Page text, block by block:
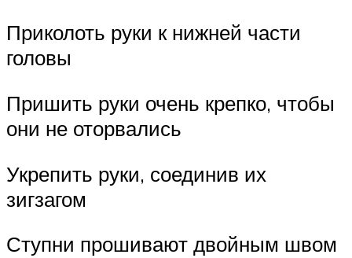
Приколоть руки к нижней части
головы
Пришить руки очень крепко, чтобы
они не оторвались
Укрепить руки, соединив их
зигзагом
Ступни прошивают двойным швом